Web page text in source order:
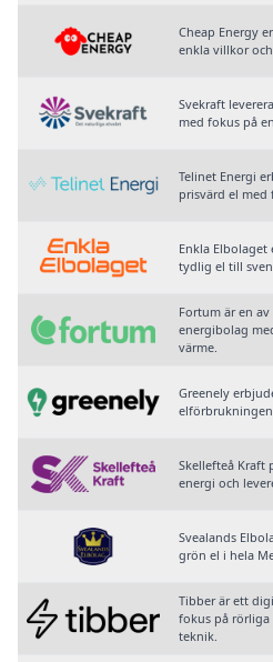
Cheap Energy
enkla villkor
Svekraft
med fokus på
Telinet Energi
prisvärd el med
Enkla
tydlig el till
Fortum är en
energibolag
värme.
Greenely
elförbrukningen
Skellefteå Kraft
energi och
Svealands
grön el i hela
Tibber är ett
fokus på rörliga
teknik.